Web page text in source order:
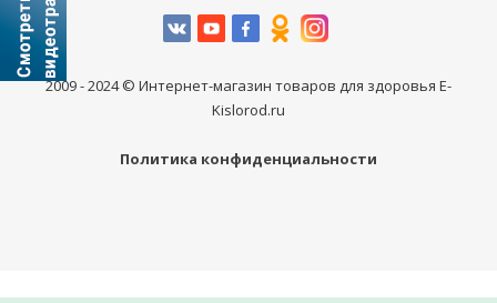
2009 - 2024 © Интернет-магазин товаров для здоровья E-
Kislorod.ru
Политика конфиденциальности